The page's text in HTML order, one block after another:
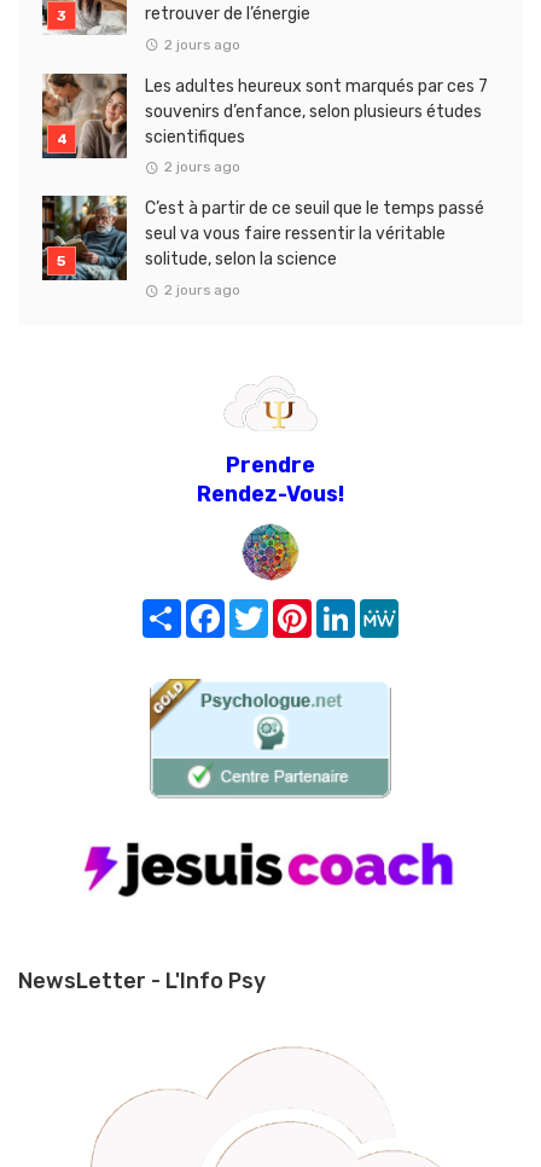
retrouver de l’énergie
2 jours ago
Les adultes heureux sont marqués par ces 7
souvenirs d’enfance, selon plusieurs études
scientifiques
2 jours ago
C’est à partir de ce seuil que le temps passé
seul va vous faire ressentir la véritable
solitude, selon la science
2 jours ago
Prendre
Rendez-Vous!
Share FacebookTwitterPinterest
LinkedIn
NewsLetter - L'Info Psy